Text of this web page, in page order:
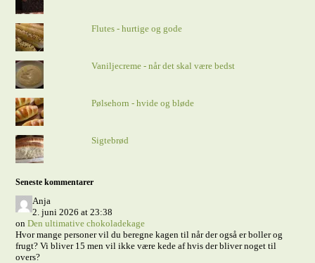
Flutes - hurtige og gode
Vaniljecreme - når det skal være bedst
Pølsehorn - hvide og bløde
Sigtebrød
Seneste kommentarer
Anja
2. juni 2026 at 23:38
onDen ultimative chokoladekage
Hvor mange personer vil du beregne kagen til når der også er boller og
frugt? Vi bliver 15 men vil ikke være kede af hvis der bliver noget til
overs?